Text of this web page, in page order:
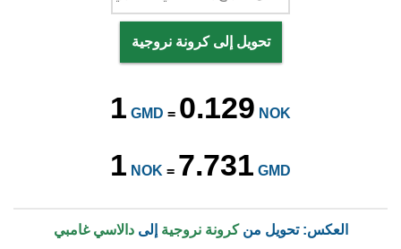
تحويل إلى كرونة نروجية
1 GMD = 0.129 NOK
1 NOK = 7.731 GMD
العكس: تحويل منكرونة نروجية إلىدالاسي غامبي